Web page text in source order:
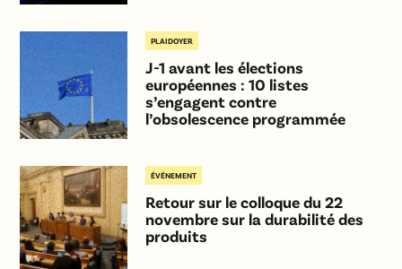
PLAIDOYER
J-1 avant les élections
européennes : 10 listes
s’engagent contre
l’obsolescence programmée
ÉVÉNEMENT
Retour sur le colloque du 22
novembre sur la durabilité des
produits